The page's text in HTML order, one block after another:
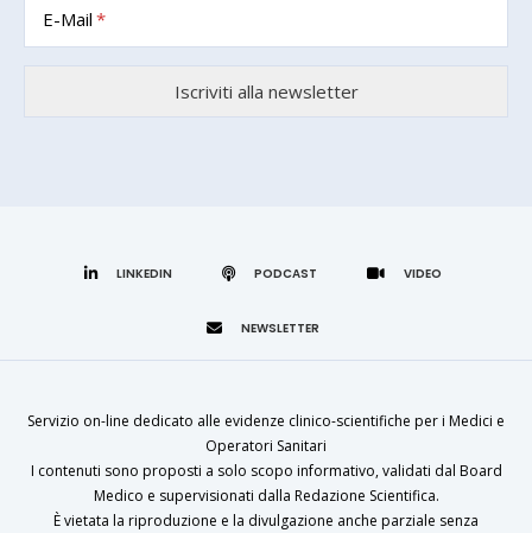
E-Mail
LINKEDIN
Servizio on-line dedicato alle evidenze clinico-scientifiche per i Medici e
Operatori Sanitari
I contenuti sono proposti a solo scopo informativo, validati dal Board
Medico e supervisionati dalla Redazione Scientifica.
È vietata la riproduzione e la divulgazione anche parziale senza